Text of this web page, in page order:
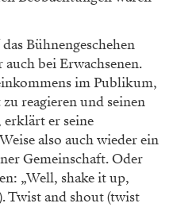
Bühnengeschehen
bei Erwachsenen.
im Publikum,
reagieren und seinen
erklärt er seine
also auch wieder ein
Gemeinschaft. Oder
„Well, shake it up,
Twist and shout (twist